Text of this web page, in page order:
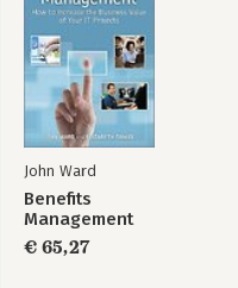
Index
John Ward
Benefits
Management
€ 65,27